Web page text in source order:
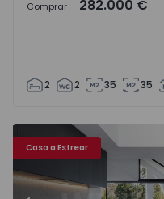
Comprar 282.000 €
2 2 35 35
Casa a Estrear
Duplex T3 Montijo,